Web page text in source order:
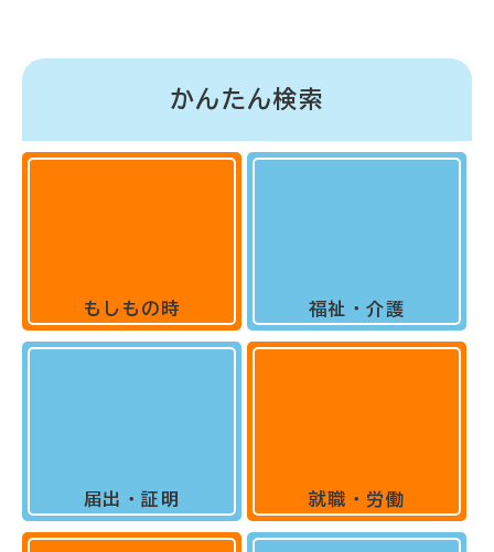
かんたん検索
もしもの時
届出・証明
福祉・介護
就職・労働